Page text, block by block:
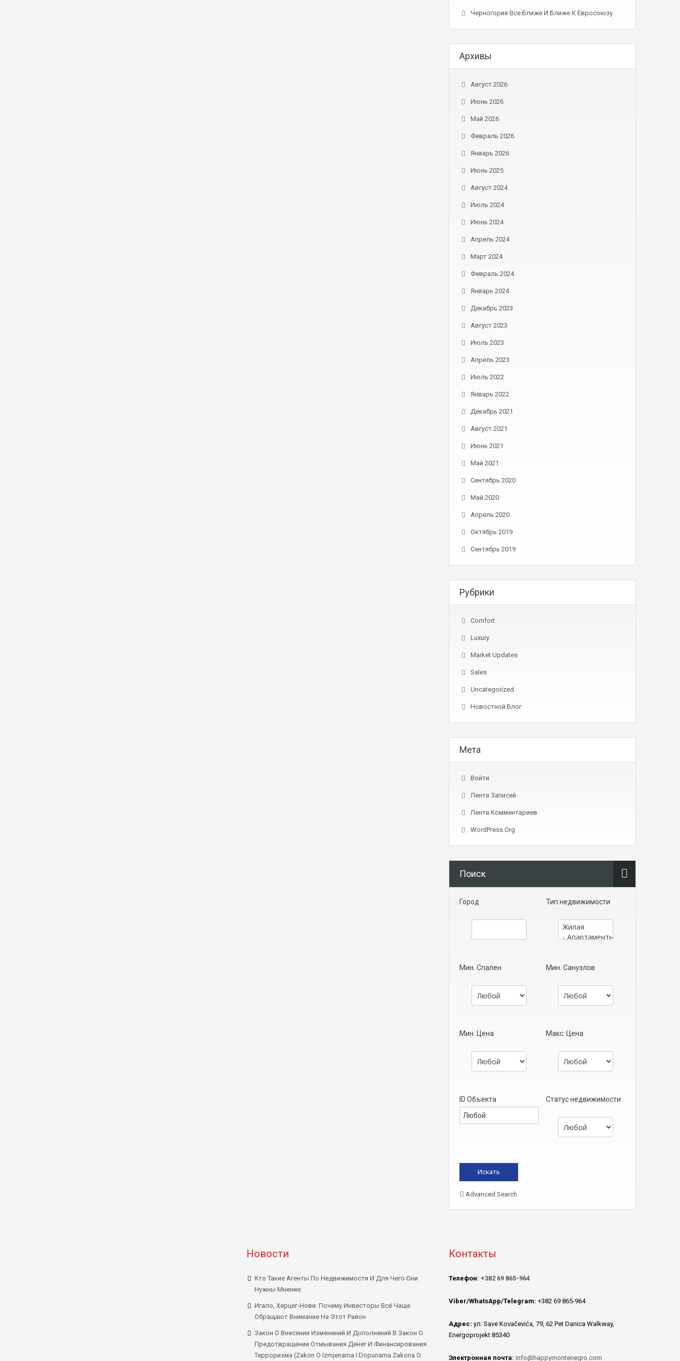
Черногория Все Ближе И Ближе К Евросоюзу.
Архивы
Август 2026
Июнь 2026
Май 2026
Февраль 2026
Январь 2026
Июнь 2025
Август 2024
Июль 2024
Июнь 2024
Апрель 2024
Март 2024
Февраль 2024
Январь 2024
Декабрь 2023
Август 2023
Июль 2023
Апрель 2023
Июль 2022
Январь 2022
Декабрь 2021
Август 2021
Июнь 2021
Май 2021
Сентябрь 2020
Май 2020
Апрель 2020
Октябрь 2019
Сентябрь 2019
Рубрики
Comfort
Luxury
Market Updates
Sales
Uncategorized
Новостной Блог
Мета
Войти
Лента Записей
Лента Комментариев
WordPress.org
Поиск
Город Тип недвижимости
Мин. Спален Мин. Санузлов
Мин. Цена Макс. Цена
ID Объекта Статус недвижимости
Advanced Search
Новости
Кто Такие Агенты По Недвижимости И Для Чего Они
Нужны Мнение:
Игало, Херцег-Нови: Почему Инвесторы Всё Чаще
Обращают Внимание На Этот Район
Закон О Внесении Изменений И Дополнений В Закон О
Предотвращении Отмывания Денег И Финансирования
Терроризма (Zakon O Izmjenama I Dopunama Zakona O
Контакты
Телефон: +382 69 865-964
Viber/WhatsApp/Telegram: +382 69 865-964
Адрес: ул. Save Kovačevića, 79, 62 Pet Danica Walkway,
Energoprojekt 85340
Электронная почта: info@happymontenegro.com